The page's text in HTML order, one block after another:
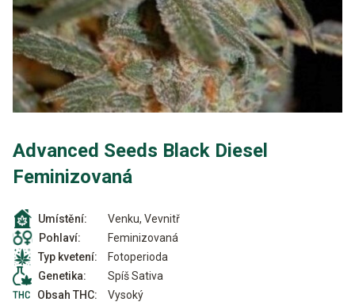
Advanced Seeds Black Diesel
Feminizovaná
Umístění:
Venku, Vevnitř
Pohlaví:
Feminizovaná
Typ kvetení:
Fotoperioda
Genetika:
Spíš Sativa
Obsah THC:
Vysoký